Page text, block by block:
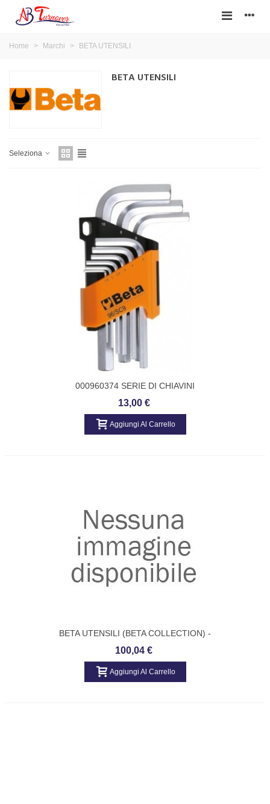
Home > Marchi > BETA UTENSILI
BETA UTENSILI
Seleziona
000960374 SERIE DI CHIAVINI
ESAGONALI BETA
13,00 €
Aggiungi Al Carrello
BETA UTENSILI (BETA COLLECTION) -
POLTRONA DA UFFICIO Codice:
100,04 €
Aggiungi Al Carrello